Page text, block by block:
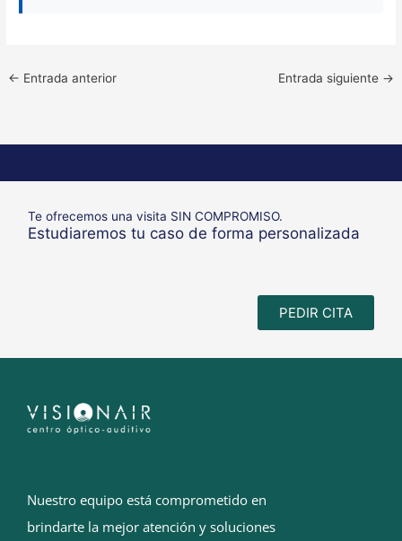
← Entrada anterior Entrada siguiente →
Te ofrecemos una visita SIN COMPROMISO.
Estudiaremos tu caso de forma personalizada
PEDIR CITA
Nuestro equipo está comprometido en
brindarte la mejor atención y soluciones